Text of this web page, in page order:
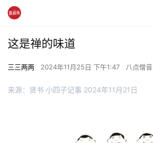
这是禅的味道
三三两两 2024年11月25日 下午1:47 八点僧音
来源：贤书 小四子记事 2024年11月21日